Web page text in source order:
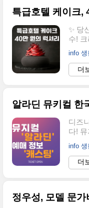
국전
간 연
관한
있는
해 보
국번
특급호텔 케이크,
✨ 당
수!
선보
넘어
히,
리'는
희소
이크,
용 서
프랑
탈
info 생
더
디즈
다!
11월
샤롯
사랑
이 뮤
진과
info 생
더